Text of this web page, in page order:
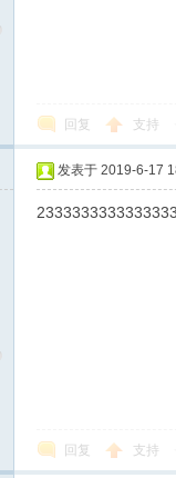
回复 支持
发表于 2019-6-17
回复 支持